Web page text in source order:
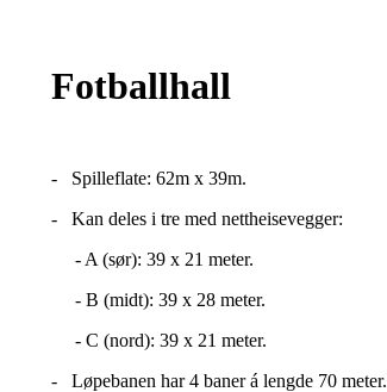
Fotballhall
- Spilleflate: 62m x 39m.
- Kan deles i tre med nettheisevegger:
- A (sør): 39 x 21 meter.
- B (midt): 39 x 28 meter.
- C (nord): 39 x 21 meter.
- Løpebanen har 4 baner á lengde 70 meter.